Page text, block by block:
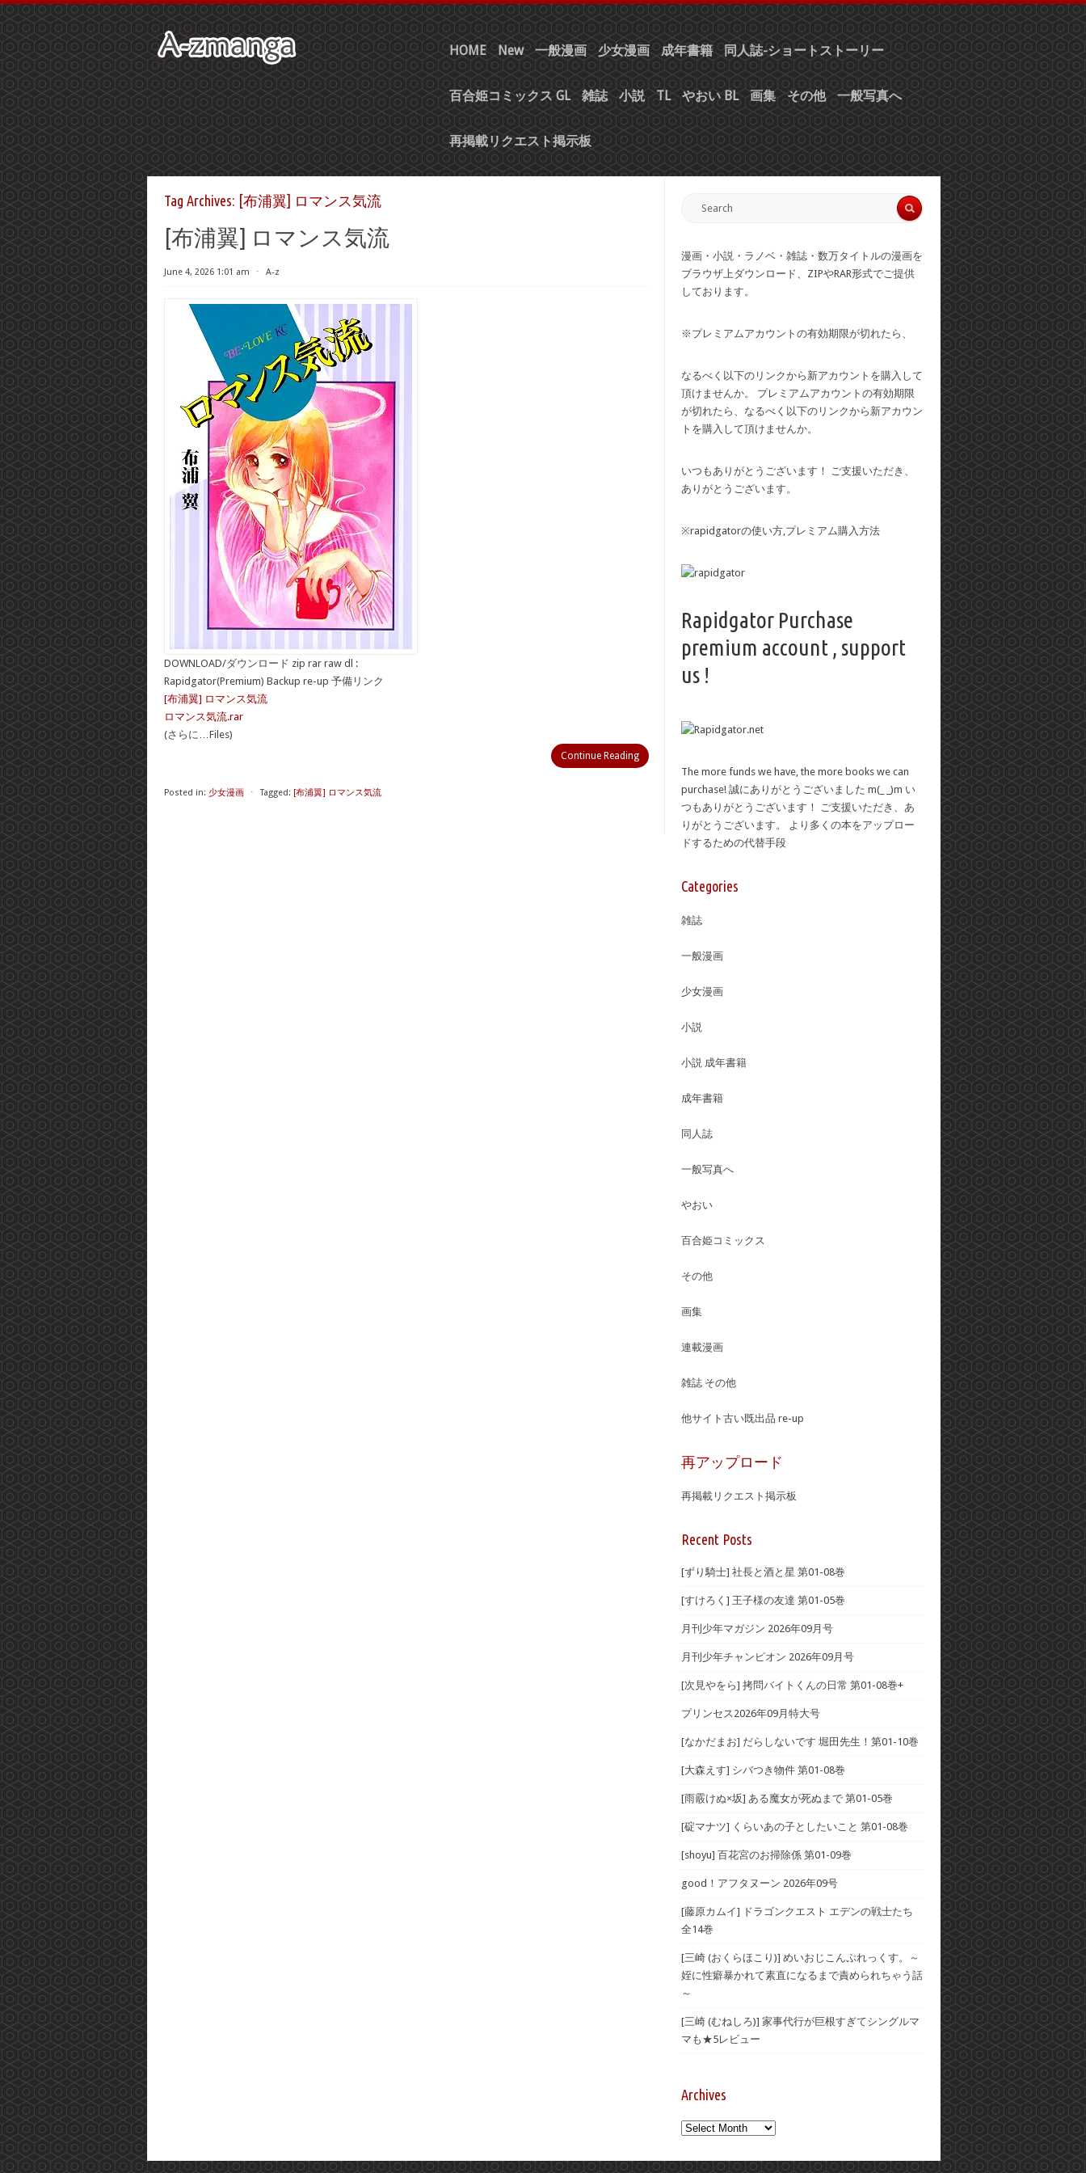
HOME New 一般漫画 少女漫画 成年書籍 同人誌-ショートストーリー
百合姫コミックス GL 雑誌 小説 TL やおい BL 画集 その他 一般写真へ
再掲載リクエスト掲示板
Tag Archives: [布浦翼] ロマンス気流
[布浦翼] ロマンス気流
June 4, 2026 1:01 am ⋅ A-z
DOWNLOAD/ダウンロード zip rar raw dl :
Rapidgator(Premium) Backup re-up 予備リンク
[布浦翼] ロマンス気流
ロマンス気流.rar
(さらに…Files)
Continue Reading
Posted in: 少女漫画 ⋅ Tagged: [布浦翼] ロマンス気流
漫画・小説・ラノベ・雑誌・数万タイトルの漫画を
ブラウザ上ダウンロード、ZIPやRAR形式でご提供
しております。
※プレミアムアカウントの有効期限が切れたら、
なるべく以下のリンクから新アカウントを購入して
頂けませんか。 プレミアムアカウントの有効期限
が切れたら、なるべく以下のリンクから新アカウン
トを購入して頂けませんか。
いつもありがとうございます！ ご支援いただき、
ありがとうございます。
※rapidgatorの使い方,プレミアム購入方法
Rapidgator Purchase
premium account , support
us !
The more funds we have, the more books we can
purchase! 誠にありがとうございました m(_ _)m い
つもありがとうございます！ ご支援いただき、あ
りがとうございます。 より多くの本をアップロー
ドするための代替手段
Categories
雑誌
一般漫画
少女漫画
小説
小説 成年書籍
成年書籍
同人誌
一般写真へ
やおい
百合姫コミックス
その他
画集
連載漫画
雑誌 その他
他サイト古い既出品 re-up
再アップロード
再掲載リクエスト掲示板
Recent Posts
[ずり騎士] 社長と酒と星 第01-08巻
[すけろく] 王子様の友達 第01-05巻
月刊少年マガジン 2026年09月号
月刊少年チャンピオン 2026年09月号
[次見やをら] 拷問バイトくんの日常 第01-08巻+
プリンセス2026年09月特大号
[なかだまお] だらしないです 堀田先生！第01-10巻
[大森えす] シバつき物件 第01-08巻
[雨霰けぬ×坂] ある魔女が死ぬまで 第01-05巻
[碇マナツ] くらいあの子としたいこと 第01-08巻
[shoyu] 百花宮のお掃除係 第01-09巻
good！アフタヌーン 2026年09号
[藤原カムイ] ドラゴンクエスト エデンの戦士たち
全14巻
[三崎 (おくらほこり)] めいおじこんぷれっくす。～
姪に性癖暴かれて素直になるまで責められちゃう話
～
[三崎 (むねしろ)] 家事代行が巨根すぎてシングルマ
マも★5レビュー
Archives
Archives